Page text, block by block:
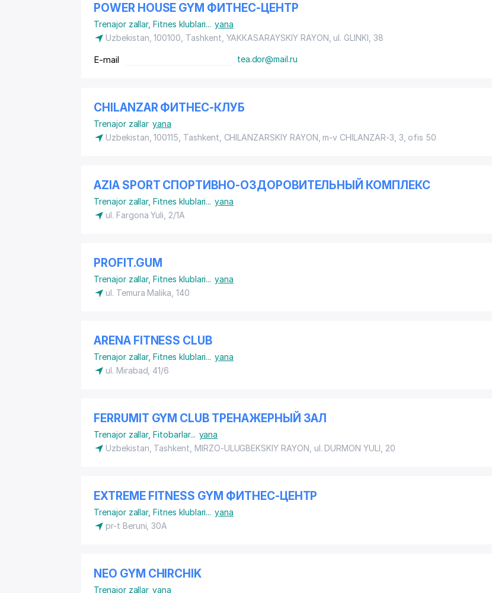
POWER HOUSE GYM ФИТНЕС-ЦЕНТР
Trenajor zallar,Fitnes klublari... yana
Uzbekistan, 100100, Tashkent, YAKKASARAYSKIY RAYON , ul. GLINKI, 38
E-mail tea.dor@mail.ru
CHILANZAR ФИТНЕС-КЛУБ
Trenajor zallar yana
Uzbekistan, 100115, Tashkent, CHILANZARSKIY RAYON , m-v CHILANZAR-3, 3, ofis 50
AZIA SPORT СПОРТИВНО-ОЗДОРОВИТЕЛЬНЫЙ КОМПЛЕКС
Trenajor zallar,Fitnes klublari... yana
ul. Fargona Yuli, 2/1A
PROFIT.GUM
Trenajor zallar,Fitnes klublari... yana
ul. Temura Malika, 140
ARENA FITNESS CLUB
Trenajor zallar,Fitnes klublari... yana
ul. Mirabad, 41/6
FERRUMIT GYM CLUB ТРЕНАЖЕРНЫЙ ЗАЛ
Trenajor zallar,Fitobarlar... yana
Uzbekistan, Tashkent, MIRZO-ULUGBEKSKIY RAYON , ul. DURMON YULI, 20
EXTREME FITNESS GYM ФИТНЕС-ЦЕНТР
Trenajor zallar,Fitnes klublari... yana
pr-t Beruni, 30A
NEO GYM CHIRCHIK
Trenajor zallar yana